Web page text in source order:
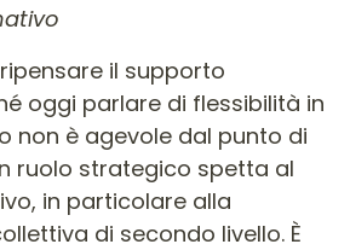
il supporto
oggi parlare di flessibilità in
non è agevole dal punto di
ruolo strategico spetta al
in particolare alla
di secondo livello. È